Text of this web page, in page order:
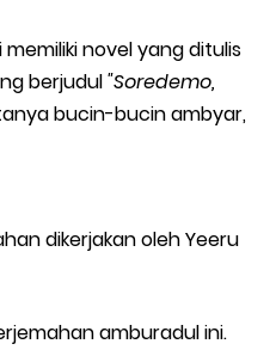
memiliki novel yang ditulis
berjudul"Soredemo,
bucin-bucin ambyar,
dikerjakan oleh Yeeru
amburadul ini.